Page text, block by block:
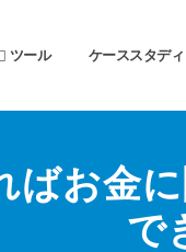
ツール ケーススタディ
ばお金
で